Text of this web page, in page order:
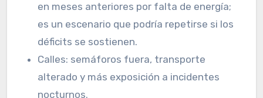
en meses anteriores por falta de energía;
es un escenario que podría repetirse si los
déficits se sostienen.
Calles: semáforos fuera, transporte
alterado y más exposición a incidentes
nocturnos.